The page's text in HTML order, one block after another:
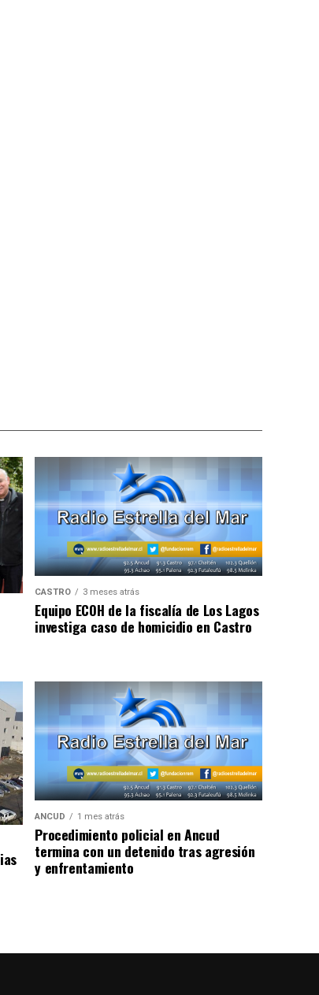
CASTRO 3 meses atrás
Equipo ECOH de la fiscalía de Los Lagos
investiga caso de homicidio en Castro
ANCUD 1 mes atrás
Procedimiento policial en Ancud
termina con un detenido tras agresión
y enfrentamiento